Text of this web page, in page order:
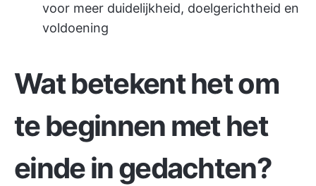
voor meer duidelijkheid, doelgerichtheid en
voldoening
Wat betekent het om
te beginnen met het
einde in gedachten?